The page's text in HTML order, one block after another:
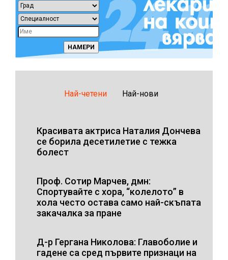
Най-четени Най-нови
Красивата актриса Наталия Дончева
се борила десетилетие с тежка
болест
Проф. Сотир Марчев, дмн:
Спортувайте с хора, “колелото” в
хола често остава само най-скъпата
закачалка за пране
Д-р Гергана Николова: Главоболие и
гадене са сред първите признаци на